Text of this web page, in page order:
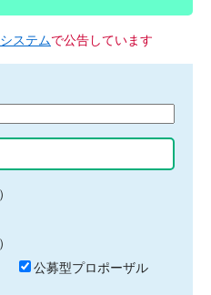
ステムで公告しています
公募型プロポーザル